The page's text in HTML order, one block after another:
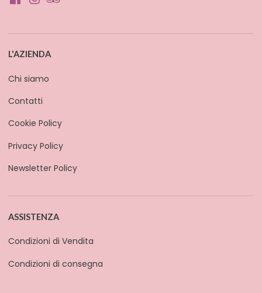
L'AZIENDA
Chi siamo
Contatti
Cookie Policy
Privacy Policy
Newsletter Policy
ASSISTENZA
Condizioni di Vendita
Condizioni di consegna